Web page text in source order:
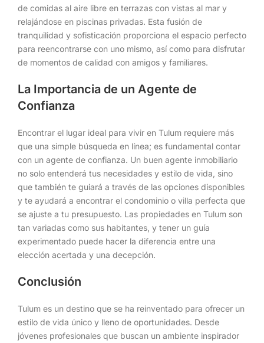
de comidas al aire libre en terrazas con vistas al mar y
relajándose en piscinas privadas. Esta fusión de
tranquilidad y sofisticación proporciona el espacio perfecto
para reencontrarse con uno mismo, así como para disfrutar
de momentos de calidad con amigos y familiares.
La Importancia de un Agente de
Confianza
Encontrar el lugar ideal para vivir en Tulum requiere más
que una simple búsqueda en línea; es fundamental contar
con un agente de confianza. Un buen agente inmobiliario
no solo entenderá tus necesidades y estilo de vida, sino
que también te guiará a través de las opciones disponibles
y te ayudará a encontrar el condominio o villa perfecta que
se ajuste a tu presupuesto. Las propiedades en Tulum son
tan variadas como sus habitantes, y tener un guía
experimentado puede hacer la diferencia entre una
elección acertada y una decepción.
Conclusión
Tulum es un destino que se ha reinventado para ofrecer un
estilo de vida único y lleno de oportunidades. Desde
jóvenes profesionales que buscan un ambiente inspirador